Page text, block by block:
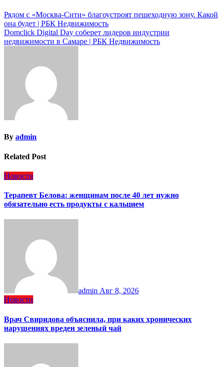
Навигация
по
записям
Рядом с «Москва-Сити» благоустроят пешеходную зону. Какой
она будет | РБК Недвижимость
Domclick Digital Day соберет лидеров индустрии
недвижимости в Самаре | РБК Недвижимость
By admin
Related Post
Новости
Терапевт Белова: женщинам после 40 лет нужно
обязательно есть продукты с кальцием
admin Авг 8, 2026
Новости
Врач Свиридова объяснила, при каких хронических
нарушениях вреден зеленый чай